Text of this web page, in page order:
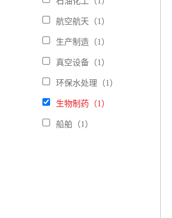
航空航天（1）
生产制造（1）
真空设备（1）
环保水处理（1）
生物制药（1）
船舶（1）